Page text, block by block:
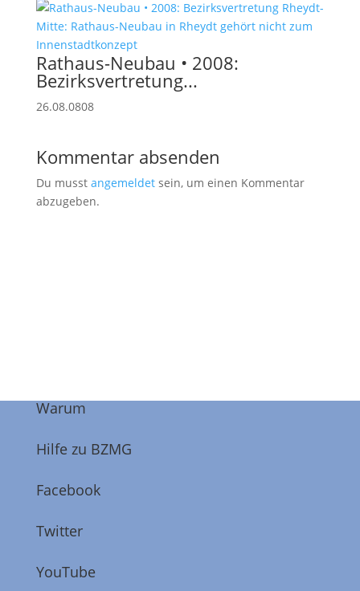
Rathaus-Neubau • 2008:
Bezirksvertretung...
26.08.0808
Kommentar absenden
Du musst angemeldetsein, um einen Kommentar
abzugeben.
Warum
Hilfe zu BZMG
Facebook
Twitter
YouTube